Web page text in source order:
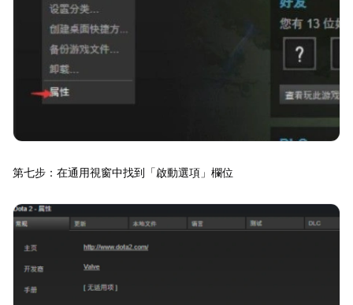
第七步：在通用視窗中找到「啟動選項」欄位